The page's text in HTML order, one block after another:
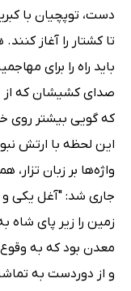
دست، توپچیان با
تا کشتار را آغاز
باید راه را براى
صداى کشیشان که از
که گویى بیشتر روى
این لحظه با ارتش
واژه‌ها بر زبان
جارى شد: "آغل یکى
زمین را زیر پاى شاه
معدن بود که به وقوع
و از دوردست به